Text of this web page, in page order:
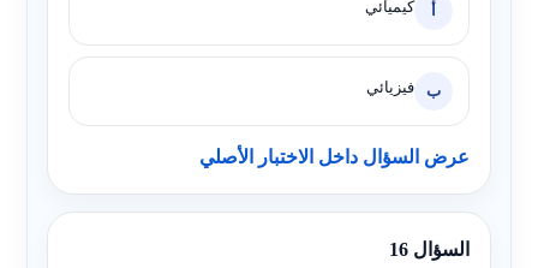
كيميائي
ب فيزيائي
عرض السؤال داخل الاختبار الأصلي
السؤال 16